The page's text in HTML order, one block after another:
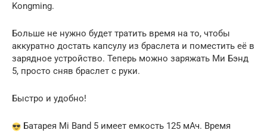
Kongming.
Больше не нужно будет тратить время на то, чтобы
аккуратно достать капсулу из браслета и поместить её в
зарядное устройство. Теперь можно заряжать Ми Бэнд
5, просто сняв браслет с руки.
Быстро и удобно!
Батарея Mi Band 5 имеет емкость 125 мАч. Время